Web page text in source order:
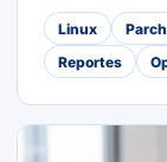
Linux
Reportes